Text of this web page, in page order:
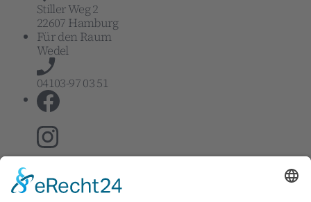
Stiller Weg 2
22607 Hamburg
Für den Raum
Wedel
04103-97 03 51
Genderhinweis